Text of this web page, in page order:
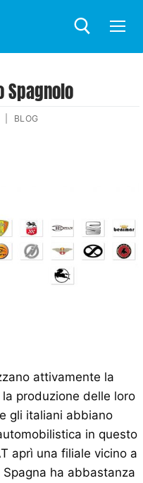
Spagnolo
BLOG
attivamente la
produzione delle loro
gli italiani abbiano
in questo
aprì una filiale vicino a
ha abbastanza